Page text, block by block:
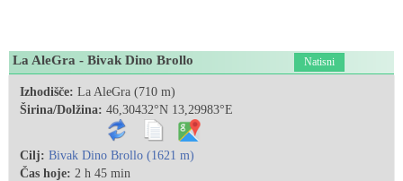
La AleGra - Bivak Dino Brollo Natisni
Izhodišče: La AleGra (710 m)
Širina/Dolžina: 46,30432°N 13,29983°E
Cilj: Bivak Dino Brollo (1621 m)
Čas hoje: 2 h 45 min